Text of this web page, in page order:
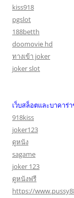
kiss918
pgslot
188betth
doomovie hd
ทางเข้า joker
joker slot
เว็บสล็อตและบาคาร่
918kiss
joker123
ดูหนัง
sagame
joker 123
ดูหนังฟรี
https://